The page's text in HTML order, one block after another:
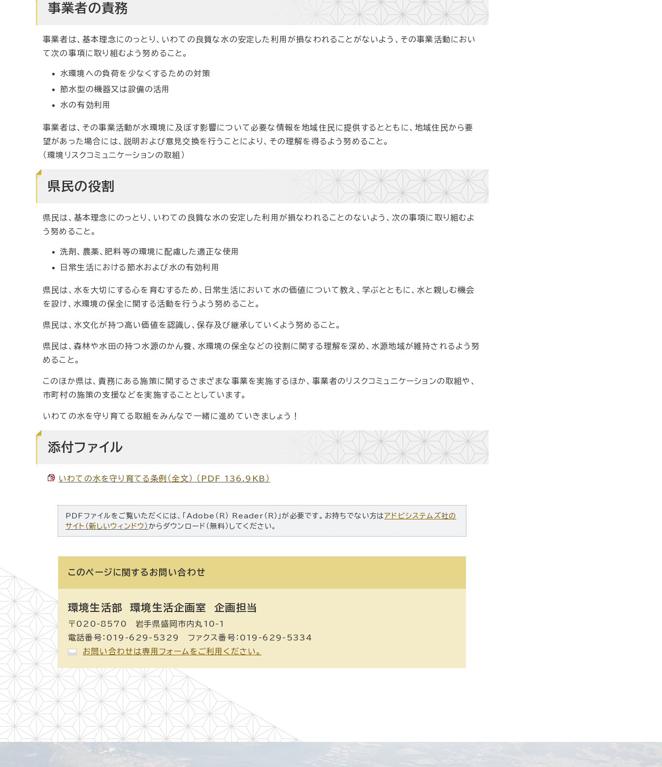
事業者の責務
事業者は、基本理念にのっとり、いわての良質な水の安定した利用が損なわれることがないよう、その事業活動におい
て次の事項に取り組むよう努めること。
水環境への負荷を少なくするための対策
節水型の機器又は設備の活用
水の有効利用
事業者は、その事業活動が水環境に及ぼす影響について必要な情報を地域住民に提供するとともに、地域住民から要
望があった場合には、説明および意見交換を行うことにより、その理解を得るよう努めること。
（環境リスクコミュニケーションの取組）
県民の役割
県民は、基本理念にのっとり、いわての良質な水の安定した利用が損なわれることのないよう、次の事項に取り組むよ
う努めること。
洗剤、農薬、肥料等の環境に配慮した適正な使用
日常生活における節水および水の有効利用
県民は、水を大切にする心を育むするため、日常生活において水の価値について教え、学ぶとともに、水と親しむ機会
を設け、水環境の保全に関する活動を行うよう努めること。
県民は、水文化が持つ高い価値を認識し、保存及び継承していくよう努めること。
県民は、森林や水田の持つ水源のかん養、水環境の保全などの役割に関する理解を深め、水源地域が維持されるよう努
めること。
このほか県は、責務にある施策に関するさまざまな事業を実施するほか、事業者のリスクコミュニケーションの取組や、
市町村の施策の支援などを実施することとしています。
いわての水を守り育てる取組をみんなで一緒に進めていきましょう！
添付ファイル
いわての水を守り育てる条例（全文） （PDF 136.9KB）
PDFファイルをご覧いただくには、「Adobe（R） Reader（R）」が必要です。お持ちでない方はアドビシステムズ社の
サイト（新しいウィンドウ） からダウンロード（無料）してください。
このページに関する お問い合わせ
環境生活部 環境生活企画室 企画担当
〒020-8570 岩手県盛岡市内丸10-1
電話番号：019-629-5329 ファクス番号：019-629-5334
お問い合わせは専用フォームをご利用ください。